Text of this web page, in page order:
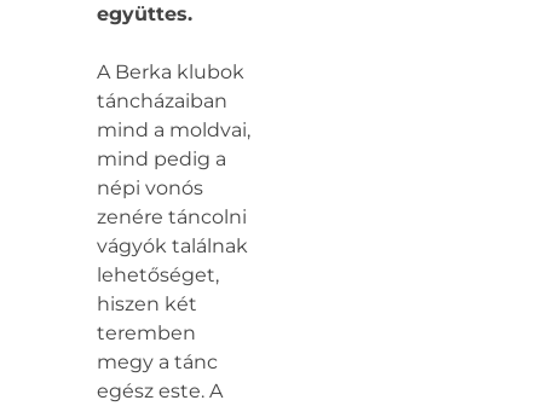
együttes.
A Berka klubok
táncházaiban
mind a moldvai,
mind pedig a
népi vonós
zenére táncolni
vágyók találnak
lehetőséget,
hiszen két
teremben
megy a tánc
egész este. A